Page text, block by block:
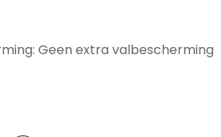
Geen extra valbescherming